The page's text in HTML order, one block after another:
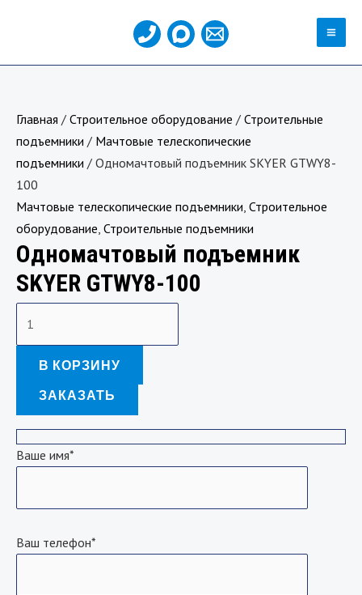
Главная / Строительное оборудование / Строительные
подъемники / Мачтовые телескопические
подъемники / Одномачтовый подъемник SKYER GTWY8-
100
Мачтовые телескопические подъемники Строительное
оборудование Строительные подъемники
Одномачтовый подъемник
SKYER GTWY8-100
Одномачтовый
подъемник
SKYER
GTWY8-
100
В КОРЗИНУ
ЗАКАЗАТЬ
Ваше имя*
Ваш телефон*